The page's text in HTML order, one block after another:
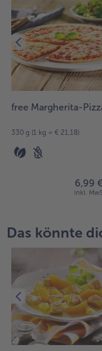
free Margherita-
330 g (1 kg = € 21,18)
6,99 €
inkl.
Das könnte